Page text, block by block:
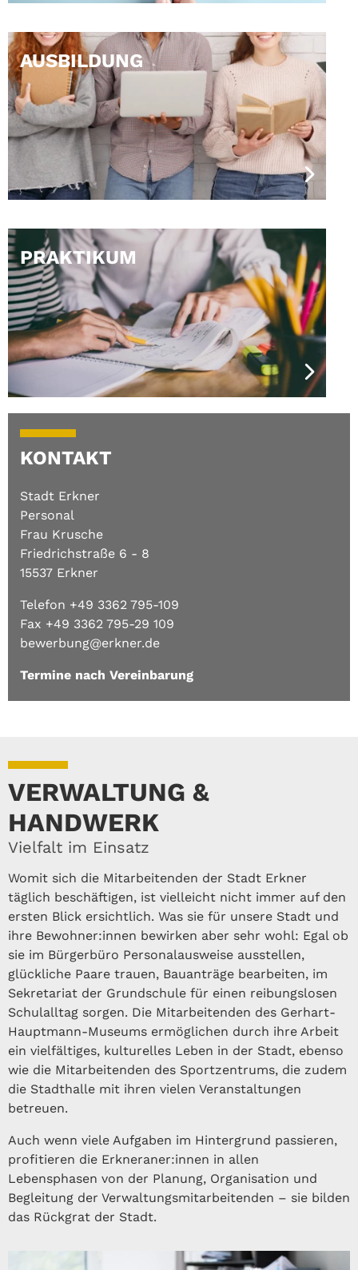
AUSBILDUNG
PRAKTIKUM
KONTAKT
Stadt Erkner
Personal
Frau Krusche
Friedrichstraße 6 - 8
15537 Erkner
Telefon +49 3362 795-109
Fax +49 3362 795-29 109
bewerbung@erkner.de
Termine nach Vereinbarung
VERWALTUNG &
HANDWERK
Vielfalt im Einsatz
Womit sich die Mitarbeitenden der Stadt Erkner
täglich beschäftigen, ist vielleicht nicht immer auf den
ersten Blick ersichtlich. Was sie für unsere Stadt und
ihre Bewohner:innen bewirken aber sehr wohl: Egal ob
sie im Bürgerbüro Personalausweise ausstellen,
glückliche Paare trauen, Bauanträge bearbeiten, im
Sekretariat der Grundschule für einen reibungslosen
Schulalltag sorgen. Die Mitarbeitenden des Gerhart-
Hauptmann-Museums ermöglichen durch ihre Arbeit
ein vielfältiges, kulturelles Leben in der Stadt, ebenso
wie die Mitarbeitenden des Sportzentrums, die zudem
die Stadthalle mit ihren vielen Veranstaltungen
betreuen.
Auch wenn viele Aufgaben im Hintergrund passieren,
profitieren die Erkneraner:innen in allen
Lebensphasen von der Planung, Organisation und
Begleitung der Verwaltungsmitarbeitenden – sie bilden
das Rück­grat der Stadt.